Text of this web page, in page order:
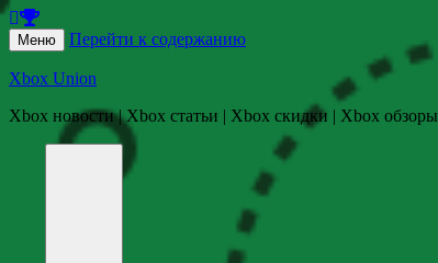
Меню Перейти к содержанию
Xbox Union
Xbox новости | Xbox статьи | Xbox скидки | Xbox обзоры